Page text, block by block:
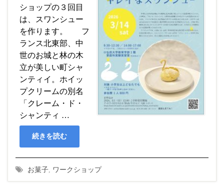
ショップの３回目
は、スワンシュー
を作ります。 フ
ランス北東部、中
世のお城と林の木
立が美しい町シャ
ンティイ。ホイッ
プクリームの別名
「クレーム・ド・
シャンティ …
続きを読む
お菓子 ワークショップ